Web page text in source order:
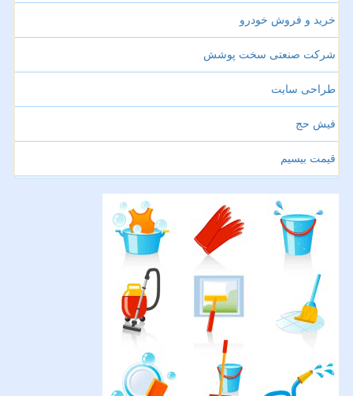
خرید و فروش خودرو
شرکت صنعتی سخت پوشش
طراحی سایت
فیش حج
قیمت بیسیم